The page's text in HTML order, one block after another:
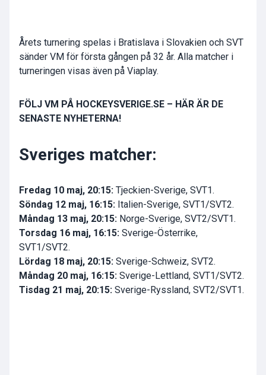
Årets turnering spelas i Bratislava i Slovakien och SVT
sänder VM för första gången på 32 år. Alla matcher i
turneringen visas även på Viaplay.
FÖLJ VM PÅ HOCKEYSVERIGE.SE – HÄR ÄR DE
SENASTE NYHETERNA!
Sveriges matcher:
Fredag 10 maj, 20:15: Tjeckien-Sverige, SVT1.
Söndag 12 maj, 16:15: Italien-Sverige, SVT1/SVT2.
Måndag 13 maj, 20:15: Norge-Sverige, SVT2/SVT1.
Torsdag 16 maj, 16:15: Sverige-Österrike,
SVT1/SVT2.
Lördag 18 maj, 20:15: Sverige-Schweiz, SVT2.
Måndag 20 maj, 16:15: Sverige-Lettland, SVT1/SVT2.
Tisdag 21 maj, 20:15: Sverige-Ryssland, SVT2/SVT1.